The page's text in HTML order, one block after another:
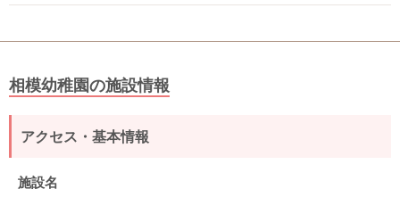
相模幼稚園の施設情報
アクセス・基本情報
施設名